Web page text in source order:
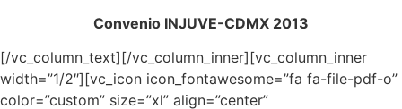
Convenio INJUVE-CDMX 2013
[/vc_column_text][/vc_column_inner][vc_column_inner
width=”1/2″][vc_icon icon_fontawesome=”fa fa-file-pdf-o”
color=”custom” size=”xl” align=”center”